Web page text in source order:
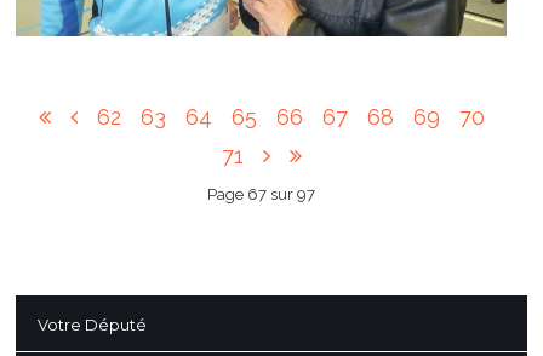
Page 67 sur 97
62 63 64 65 66 67 68 69
70
71
Votre Député